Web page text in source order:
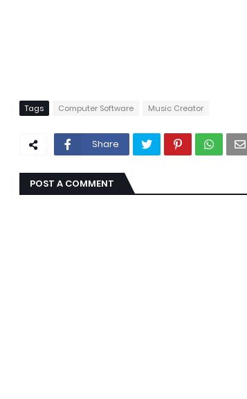
Tags Computer Software Music Creator
Share
POST A COMMENT